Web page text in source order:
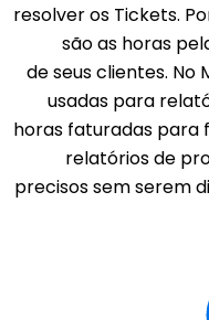
resolver os Tickets.
são as horas
de seus clientes. No
usadas para
horas faturadas para
relatórios de
precisos sem serem